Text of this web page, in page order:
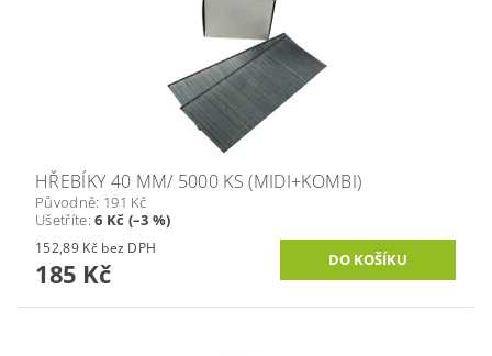
HŘEBÍKY 40 MM/ 5000 KS (MIDI+KOMBI)
Původně: 191 Kč
Ušetříte:6 Kč (–3 %)
152,89 Kč bez DPH
185 Kč